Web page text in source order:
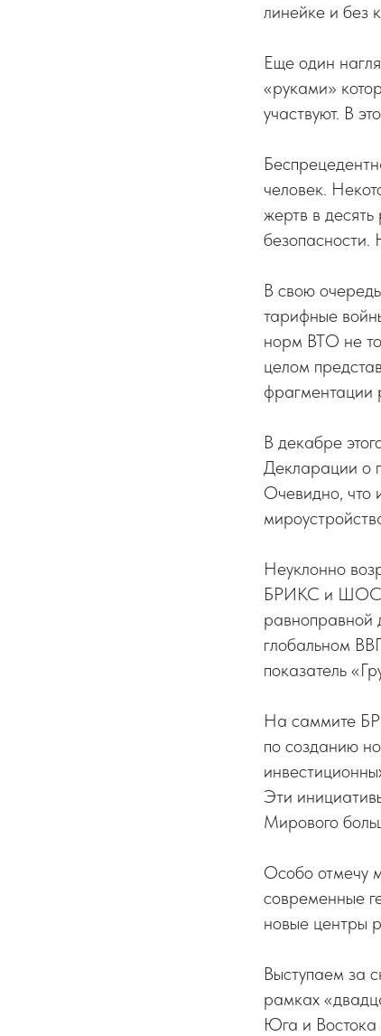
линейке и без
Еще один
«руками»
участвуют. В
человек.
жертв в
В свою
тарифные
норм ВТО не
целом
фрагментации
В декабре
Декларации о
Очевидно, что
Неуклонно
БРИКС и ШОС –
равноправной
глобальном
показатель
На саммите
по созданию
Эти
Мирового
Особо отмечу
современные
новые центры
Выступаем за
рамках
Юга и Востока